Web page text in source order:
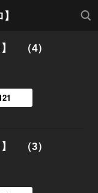
検索
（4）
（3）